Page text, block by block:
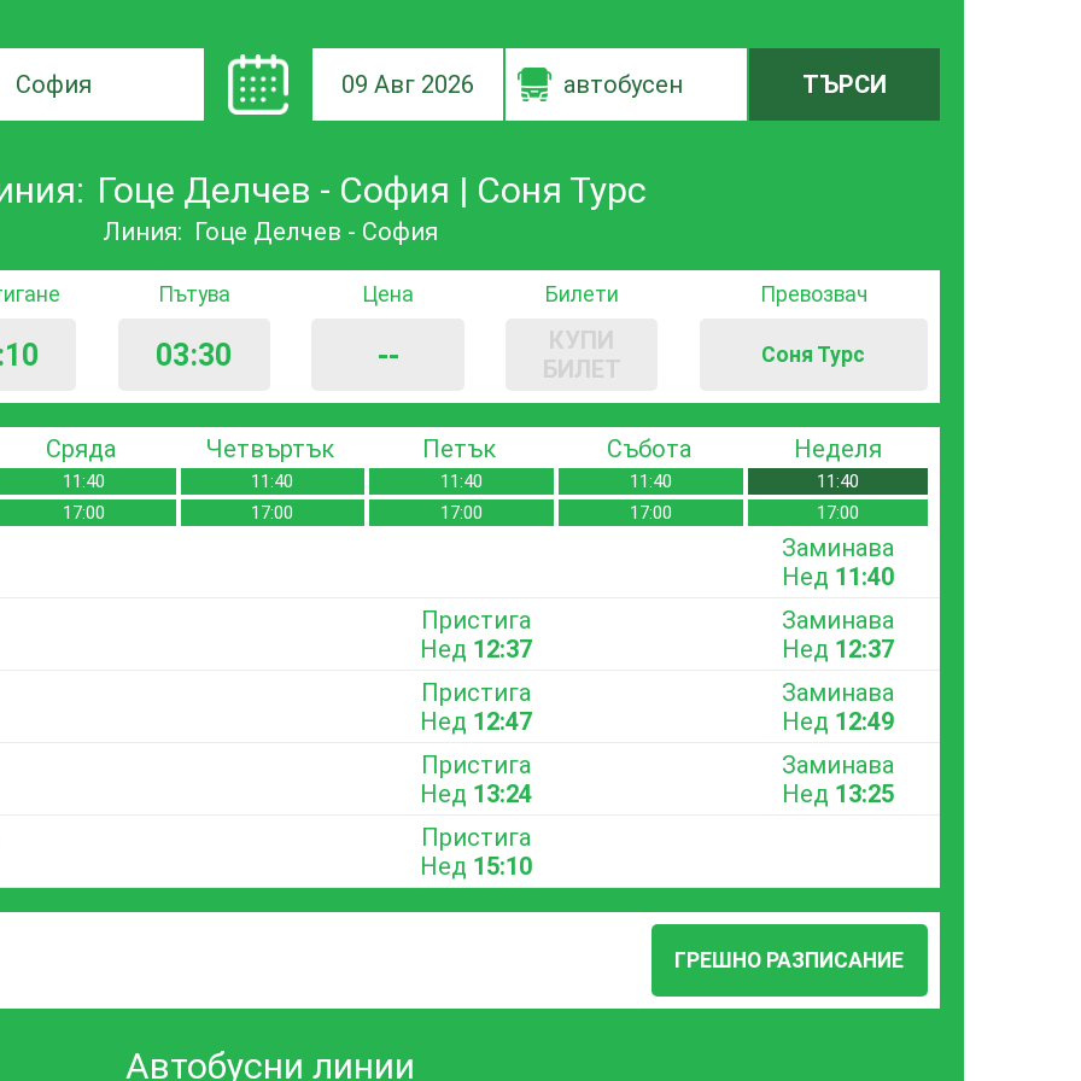
09 Авг 2026 автобусен ТЪРСИ
Гоце Делчев - София | Соня Турс
Линия: Гоце Делчев - София
Пътува
03:30
Цена
--
Билети
КУПИ
БИЛЕТ
Превозвач
Соня Турс
Сряда
11:40
17:00
Четвъртък
11:40
17:00
Петък
11:40
17:00
Събота
11:40
17:00
Неделя
11:40
17:00
Заминава
Нед 11:40
Пристига
Нед 12:37
Заминава
Нед 12:37
Пристига
Нед 12:47
Заминава
Нед 12:49
Пристига
Нед 13:24
Заминава
Нед 13:25
Пристига
Нед 15:10
ГРЕШНО РАЗПИСАНИЕ
Автобусни линии